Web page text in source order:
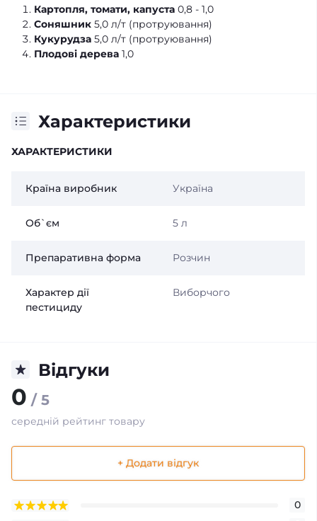
Картопля, томати, капуста 0,8 - 1,0
Соняшник 5,0 л/т (протруювання)
Кукурудза 5,0 л/т (протруювання)
Плодові дерева 1,0
Характеристики
ХАРАКТЕРИСТИКИ
Країна виробник Україна
Об`єм 5 л
Препаративна форма Розчин
Характер дії
пестициду
Виборчого
Відгуки
0 / 5
середній рейтинг товару
+ Додати відгук
0